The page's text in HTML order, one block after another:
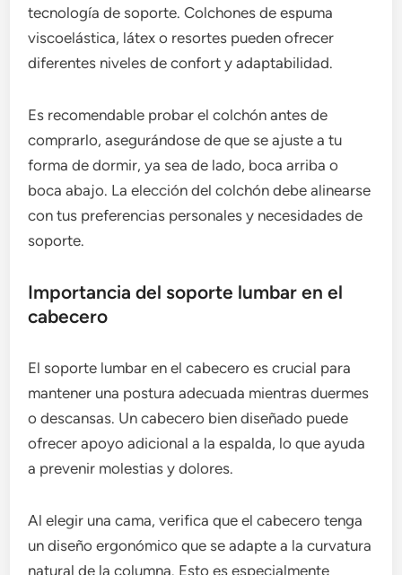
tecnología de soporte. Colchones de espuma
viscoelástica, látex o resortes pueden ofrecer
diferentes niveles de confort y adaptabilidad.
Es recomendable probar el colchón antes de
comprarlo, asegurándose de que se ajuste a tu
forma de dormir, ya sea de lado, boca arriba o
boca abajo. La elección del colchón debe alinearse
con tus preferencias personales y necesidades de
soporte.
Importancia del soporte lumbar en el
cabecero
El soporte lumbar en el cabecero es crucial para
mantener una postura adecuada mientras duermes
o descansas. Un cabecero bien diseñado puede
ofrecer apoyo adicional a la espalda, lo que ayuda
a prevenir molestias y dolores.
Al elegir una cama, verifica que el cabecero tenga
un diseño ergonómico que se adapte a la curvatura
natural de la columna. Esto es especialmente